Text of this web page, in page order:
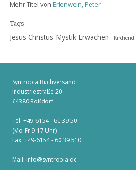
Mehr Titel von Erlenwein, Peter
Tags
Jesus Christus Mystik Erwachen
Syntropia Buchversand
Industriestraße 20
64380 Roßdorf
Tel: +49-6154 - 60 39 50
(Mo-Fr 9-17 Uhr)
Fax: +49-6154 - 60 39 510
Mail: info@syntropia.de